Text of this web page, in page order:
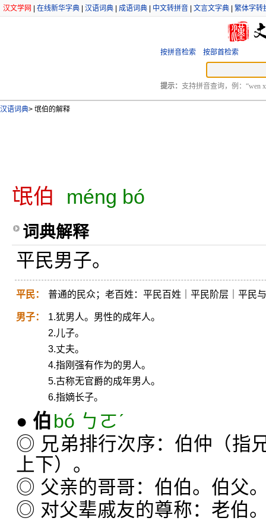
汉文学网 在线新华字典 汉语词典 成语词典 中文转拼音 文言文字典 繁体字转
按拼音检索 按部首检索
提示： 支持拼音查询，例：“wen
汉语词典> 氓伯的解释
氓伯 méng bó
词典解释
平民男子。
平民： 普通的民众；老百姓：平民百姓｜平民阶层｜平民
男子：
1.犹男人。男性的成年人。
2.儿子。
3.丈夫。
4.指刚强有作为的男人。
5.古称无官爵的成年男人。
6.指嫡长子。
● 伯bó ㄅㄛˊ
◎ 兄弟排行次序：伯仲（指
上下）。
◎ 父亲的哥哥：伯伯。伯父
◎ 对父辈戚友的尊称：老伯